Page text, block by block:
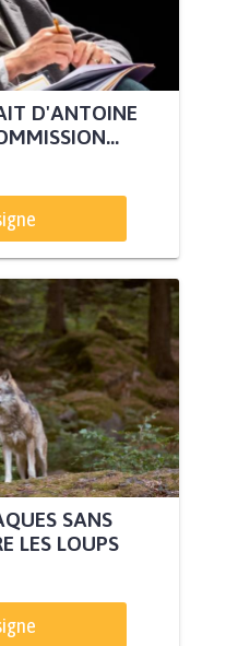
D'ANTOINE
SANS
LES LOUPS